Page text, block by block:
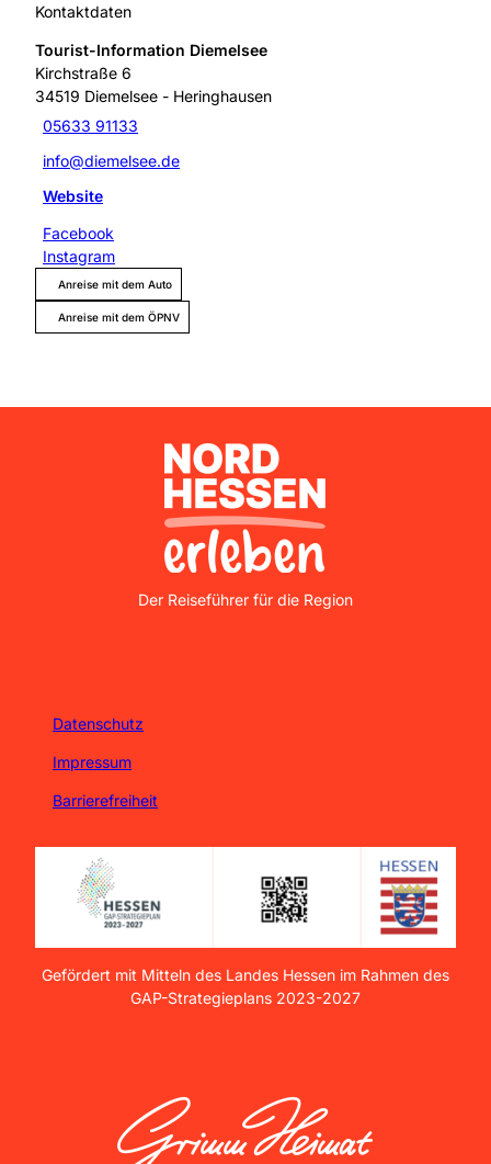
Kontaktdaten
Tourist-Information Diemelsee
Kirchstraße 6
34519 Diemelsee - Heringhausen
05633 91133
info@diemelsee.de
Website
Facebook
Instagram
Anreise mit dem Auto
Anreise mit dem ÖPNV
Nordhessen Erleben
Der Reiseführer für die Region
Datenschutz
Impressum
Barrierefreiheit
Gefördert mit Mitteln des Landes Hessen im Rahmen des
GAP-Strategieplans 2023-2027